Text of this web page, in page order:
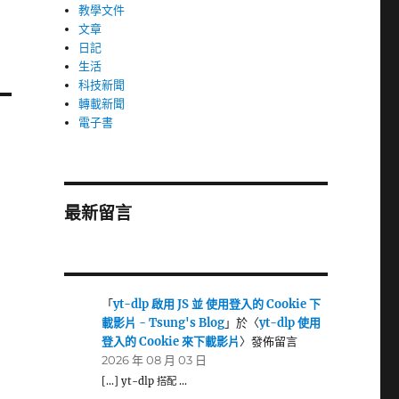
教學文件
文章
日記
生活
科技新聞
轉載新聞
電子書
最新留言
「yt-dlp 啟用 JS 並 使用登入的 Cookie 下
載影片 - Tsung's Blog」於〈yt-dlp 使用
登入的 Cookie 來下載影片〉發佈留言
2026 年 08 月 03 日
[…] yt-dlp 搭配 …